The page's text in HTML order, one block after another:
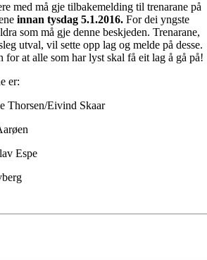
med må gje tilbakemelding til trenarane på
innan tysdag 5.1.2016. For dei yngste
som må gje denne beskjeden. Trenarane,
utval, vil sette opp lag og melde på desse.
for at alle som har lyst skal få eit lag å gå på!
er:
Thorsen/Eivind Skaar
Espe